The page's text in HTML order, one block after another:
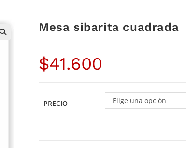
Mesa sibarita cuadrada
$41.600
PRECIO Elige una opción